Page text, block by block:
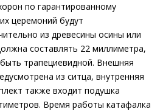
по гарантированному
церемоний будут
из древесины осины или
составлять 22 миллиметра,
трапециевидной. Внешняя
из ситца, внутренняя
также входит подушка
Время работы катафалка